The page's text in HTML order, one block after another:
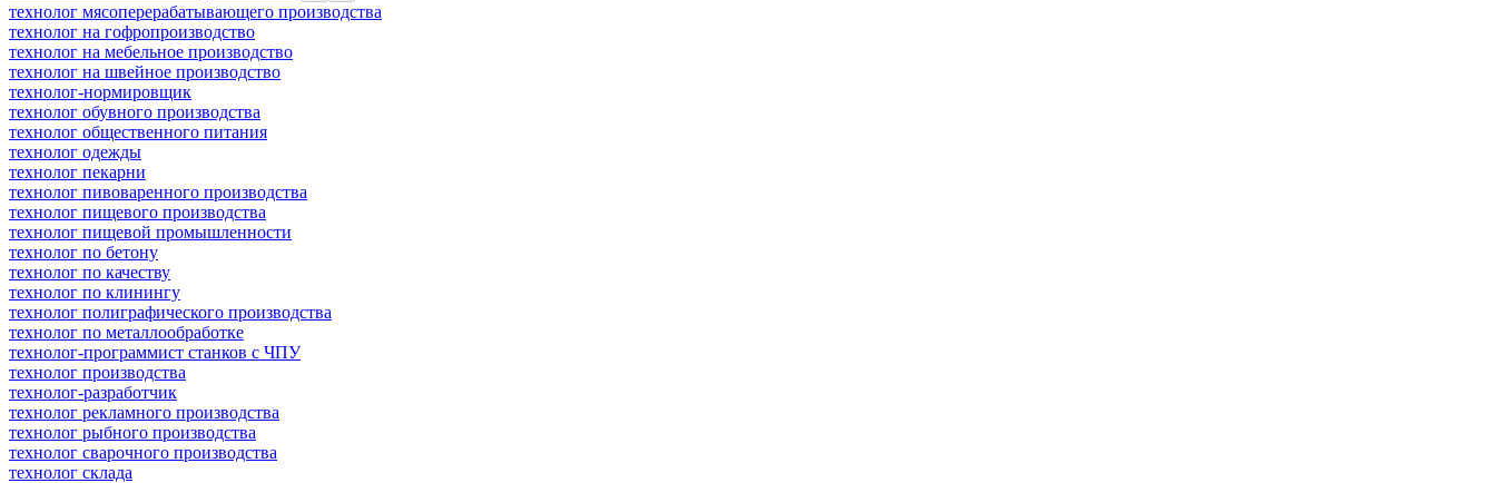
технолог мясоперерабатывающего производства
технолог на гофропроизводство
технолог на мебельное производство
технолог на швейное производство
технолог-нормировщик
технолог обувного производства
технолог общественного питания
технолог одежды
технолог пекарни
технолог пивоваренного производства
технолог пищевого производства
технолог пищевой промышленности
технолог по бетону
технолог по качеству
технолог по клинингу
технолог полиграфического производства
технолог по металлообработке
технолог-программист станков с ЧПУ
технолог производства
технолог-разработчик
технолог рекламного производства
технолог рыбного производства
технолог сварочного производства
технолог склада